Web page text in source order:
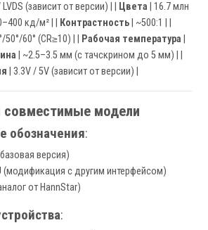
LVDS (зависит от версии) | | Цвета | 16.7 млн
кд/м² | | Контрастность | ~500:1 | |
50°/60° (CR≥10) | | Рабочая температура
| ~2.5–3.5 мм (с тачскрином до 5 мм) | |
| 3.3V / 5V (зависит от версии) |
совместимые модели
обозначения:
версия)
(модификация с другим интерфейсом)
от HannStar)
: